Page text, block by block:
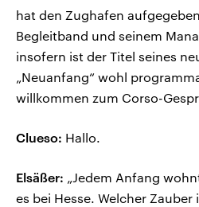
hat den Zughafen
Begleitband und seinem
insofern ist der Titel seines
„Neuanfang“ wohl
willkommen zum Corso-
Clueso: Hallo.
Elsäßer: „Jedem Anfang
es bei Hesse. Welcher Zauber